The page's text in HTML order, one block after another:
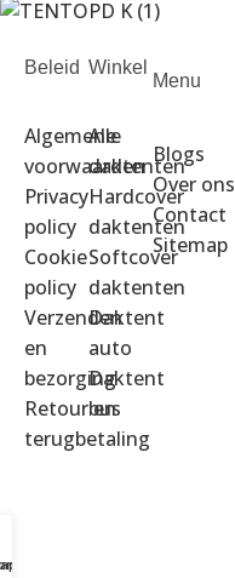
Beleid
Algemene
voorwaarden
Privacy
policy
Cookie
policy
Verzenden
en
bezorging
Retour en
terugbetaling
Winkel
Alle
daktenten
Hardcover
daktenten
Softcover
daktenten
Daktent
auto
Daktent
bus
Menu
Blogs
Over ons
Contact
Sitemap
showroom
ons